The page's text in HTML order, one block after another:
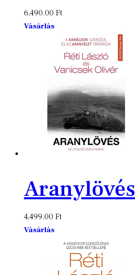
6,490.00 Ft
Vásárlás
Aranylövés
4,499.00 Ft
Vásárlás